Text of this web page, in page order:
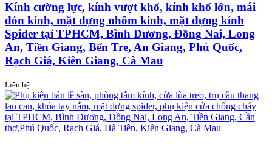
Kính cường lực, kính vượt khổ, kính khổ lớn, mái
đón kính, mặt dựng nhôm kính, mặt dựng kính
Spider tại TPHCM, Bình Dương, Đồng Nai, Long
An, Tiền Giang, Bến Tre, An Giang, Phú Quốc,
Rạch Giá, Kiên Giang, Cà Mau
Liên hệ